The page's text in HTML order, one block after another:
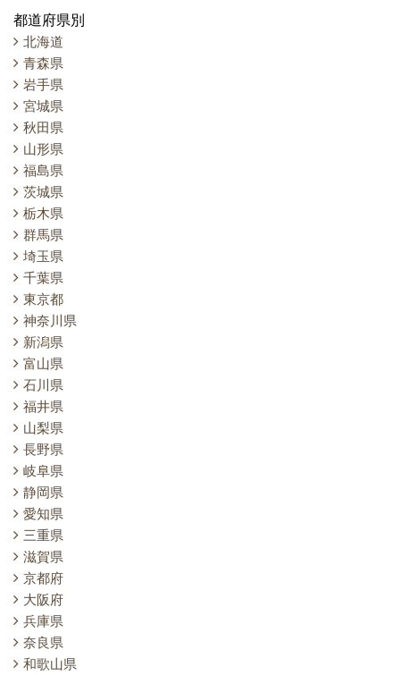
都道府県別
北海道
青森県
岩手県
宮城県
秋田県
山形県
福島県
茨城県
栃木県
群馬県
埼玉県
千葉県
東京都
神奈川県
新潟県
富山県
石川県
福井県
山梨県
長野県
岐阜県
静岡県
愛知県
三重県
滋賀県
京都府
大阪府
兵庫県
奈良県
和歌山県